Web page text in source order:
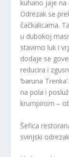
kuhano jaje na
Odrezak se
čačkalicama.
u dubokoj
stavimo luk i
dodaje se
reducira i
‘baruna
na pola i
krumpirom –
Šefica
svinjski